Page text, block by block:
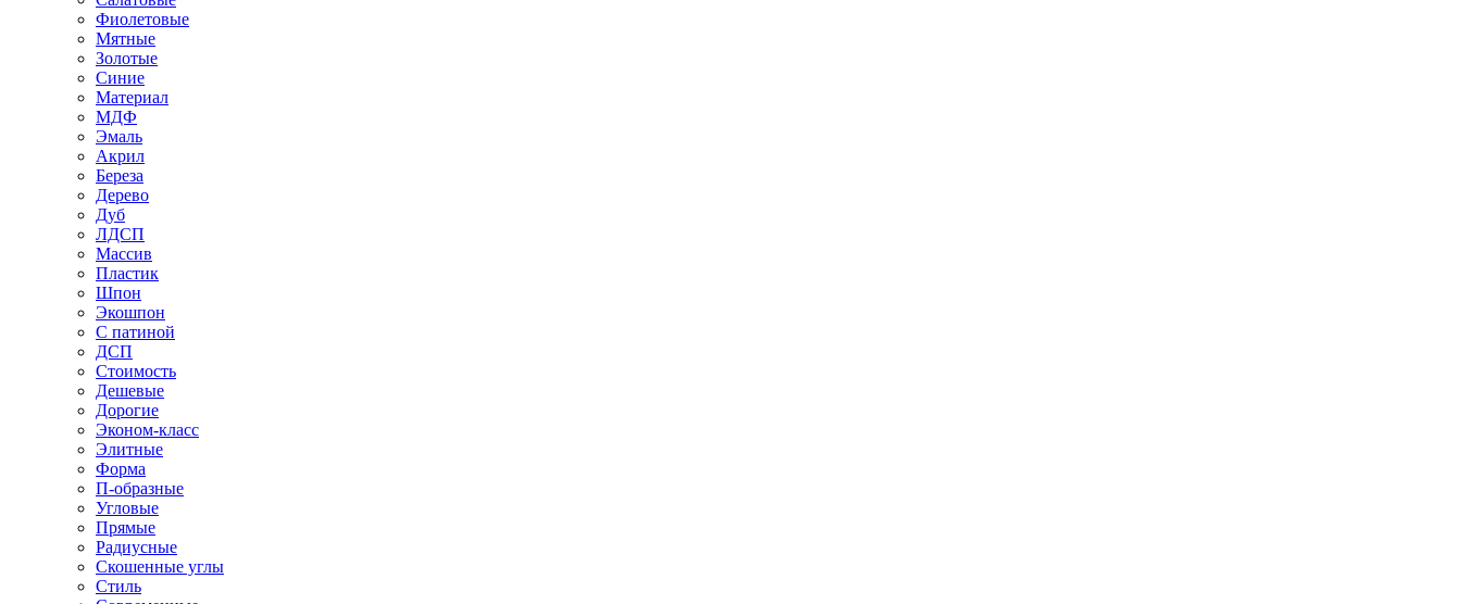
Фиолетовые
Мятные
Золотые
Синие
Материал
МДФ
Эмаль
Акрил
Береза
Дерево
Дуб
ЛДСП
Массив
Пластик
Шпон
Экошпон
С патиной
ДСП
Стоимость
Дешевые
Дорогие
Эконом-класс
Элитные
Форма
П-образные
Угловые
Прямые
Радиусные
Скошенные углы
Стиль